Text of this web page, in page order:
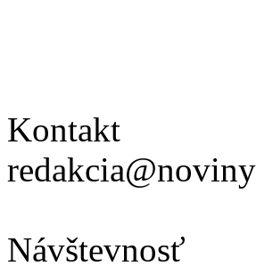
Kontakt
Návštevnosť